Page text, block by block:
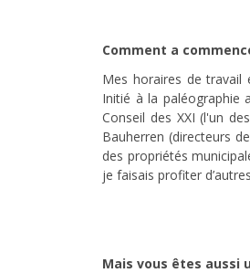
Comment a
Mes horaires de travail
Initié à la paléographie
Conseil des XXI (l'un
Bauherren (directeurs
des propriétés
je faisais profiter
Mais vous êtes aussi